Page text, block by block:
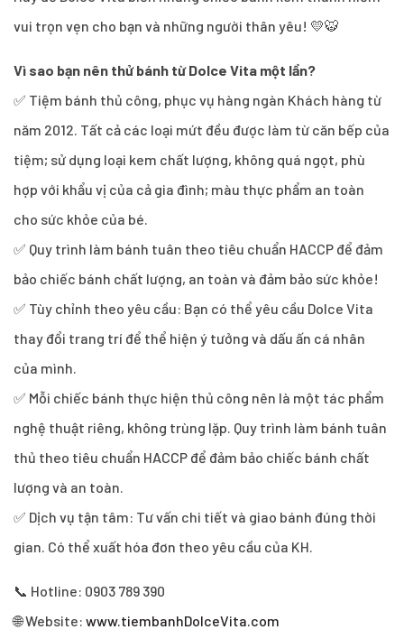
vui trọn vẹn cho bạn và những người thân yêu! 💛🐯
Vì sao bạn nên thử bánh từ Dolce Vita một lần?
✅ Tiệm bánh thủ công, phục vụ hàng ngàn Khách hàng từ
năm 2012. Tất cả các loại mứt đều được làm từ căn bếp của
tiệm; sử dụng loại kem chất lượng, không quá ngọt, phù
hợp với khẩu vị của cả gia đình; màu thực phẩm an toàn
cho sức khỏe của bé.
✅ Quy trình làm bánh tuân theo tiêu chuẩn HACCP để đảm
bảo chiếc bánh chất lượng, an toàn và đảm bảo sức khỏe!
✅ Tùy chỉnh theo yêu cầu: Bạn có thể yêu cầu Dolce Vita
thay đổi trang trí để thể hiện ý tưởng và dấu ấn cá nhân
của mình.
✅ Mỗi chiếc bánh thực hiện thủ công nên là một tác phẩm
nghệ thuật riêng, không trùng lặp. Quy trình làm bánh tuân
thủ theo tiêu chuẩn HACCP để đảm bảo chiếc bánh chất
lượng và an toàn.
✅ Dịch vụ tận tâm: Tư vấn chi tiết và giao bánh đúng thời
gian. Có thể xuất hóa đơn theo yêu cầu của KH.
📞 Hotline: 0903 789 390
🌐 Website: www.tiembanhDolceVita.com